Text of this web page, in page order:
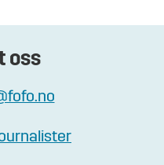
oss